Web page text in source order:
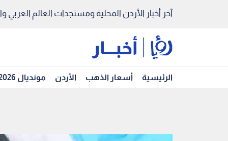
آخر أخبار الأردن المحلية ومستجدات العالم العربي
الرئيسية أسعار الذهب الأردن مونديال 2026